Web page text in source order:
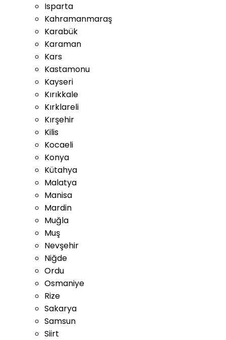
Isparta
Kahramanmaraş
Karabük
Karaman
Kars
Kastamonu
Kayseri
Kırıkkale
Kırklareli
Kırşehir
Kilis
Kocaeli
Konya
Kütahya
Malatya
Manisa
Mardin
Muğla
Muş
Nevşehir
Niğde
Ordu
Osmaniye
Rize
Sakarya
Samsun
Siirt